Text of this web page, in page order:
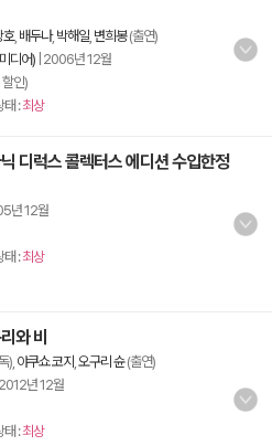
호, 배두나, 박해일 변희봉(출연)
디어) 2006년 12월
인)
태 :최상
디럭스 콜렉터스 에디션 수입한정
년 12월
태 :최상
와 비
), 야쿠쇼 코지 오구리 슌(출연)
2012년 12월
태 :최상